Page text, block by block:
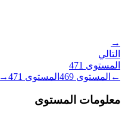
→
التالي
المستوى 471
← المستوى 469 المستوى 471
→
معلومات المستوى